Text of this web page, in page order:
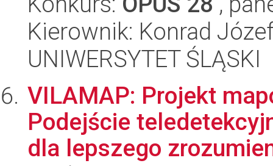
Kierownik: Konrad
UNIWERSYTET ŚLĄSKI
VILAMAP: Projekt
Podejście
dla lepszego